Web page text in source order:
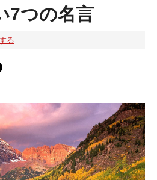
7つの名言
る